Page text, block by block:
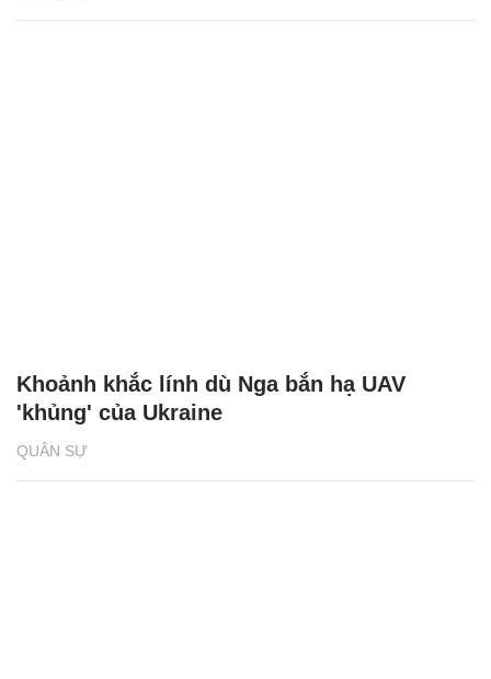
QUÂN SỰ
Khoảnh khắc lính dù Nga bắn hạ UAV
'khủng' của Ukraine